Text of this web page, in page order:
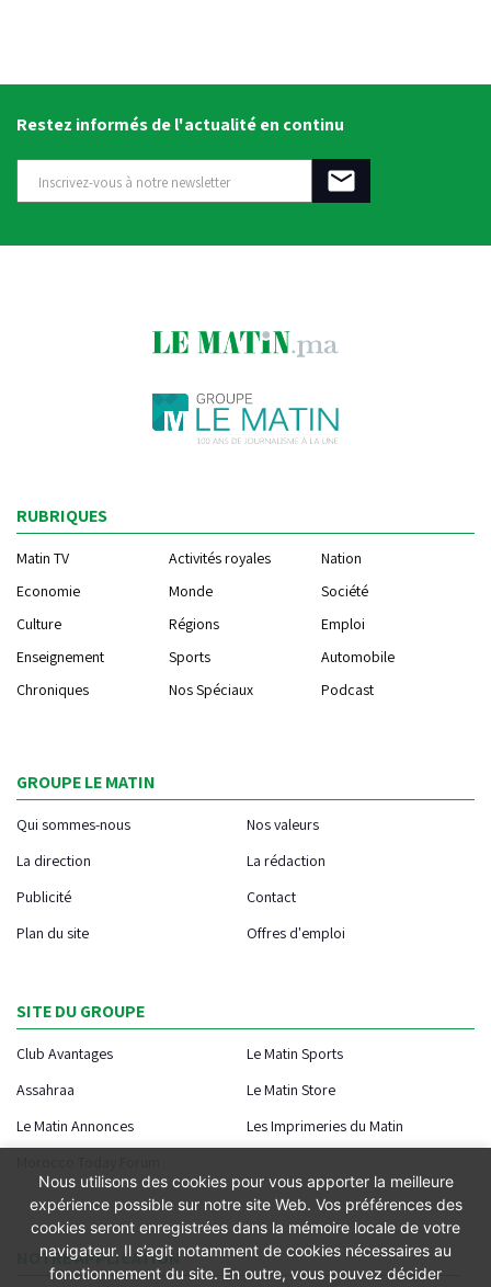
Restez informés de l'actualité en continu
RUBRIQUES
Matin TV Activités royales
Nation
Economie
Monde
Société
Culture
Régions
Emploi
Enseignement
Sports
Automobile
Chroniques
Nos Spéciaux Podcast
GROUPE LE MATIN
Qui sommes-nous
Nos valeurs
La direction
La rédaction
Publicité
Contact
Plan du site
Offres d'emploi
SITE DU GROUPE
Club Avantages
Le Matin Sports
Assahraa
Le Matin Store
Le Matin Annonces
Les Imprimeries du Matin
NOTRE APPLICATION
Nous utilisons des cookies pour vous apporter la meilleure
expérience possible sur notre site Web. Vos préférences des
cookies seront enregistrées dans la mémoire locale de votre
navigateur. Il s’agit notamment de cookies nécessaires au
fonctionnement du site. En outre, vous pouvez décider